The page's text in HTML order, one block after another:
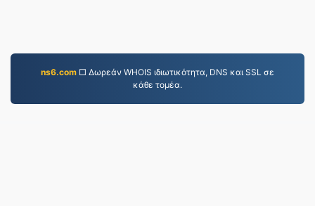
ns6.com □ Δωρεάν WHOIS ιδιωτικότητα, DNS και SSL σε
κάθε τομέα.